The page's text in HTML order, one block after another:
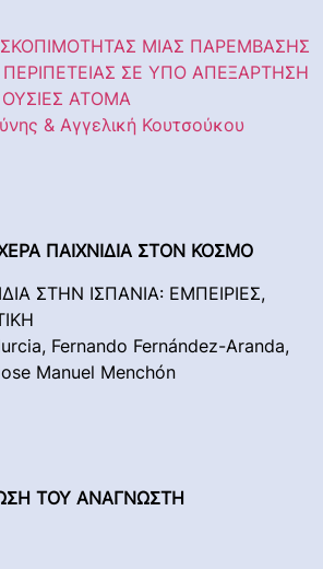
ΜΙΑΣ ΠΑΡΕΜΒΑΣΗΣ
ΣΕ ΥΠΟ ΑΠΕΞΑΡΤΗΣΗ
ΑΤΟΜΑ
& Αγγελική Κουτσούκου
ΠΑΙΧΝΙΔΙΑ ΣΤΟΝ ΚΟΣΜΟ
ΣΤΗΝ ΙΣΠΑΝΙΑ: ΕΜΠΕΙΡΙΕΣ,
Fernando Fernández-Aranda,
Manuel Menchón
ΤΟΥ ΑΝΑΓΝΩΣΤΗ